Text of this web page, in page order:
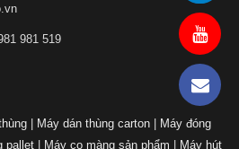
981 519
| Máy dán thùng carton| Máy đóng
pallet| Máy co màng sản phẩm | Máy hút